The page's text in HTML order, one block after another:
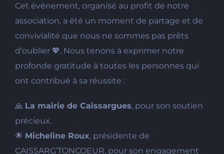
Cet événement, organisé au profit de notre
association, a été un moment de partage et de
convivialité que nous ne sommes pas prêts
d’oublier 💖. Nous tenons à exprimer notre
profonde gratitude à toutes les personnes qui
ont contribué à sa réussite :
🙏 La mairie de Caissargues, pour son soutien
précieux.
🌟 Micheline Roux, présidente de
CAISSARG’TONCOEUR, pour son engagement